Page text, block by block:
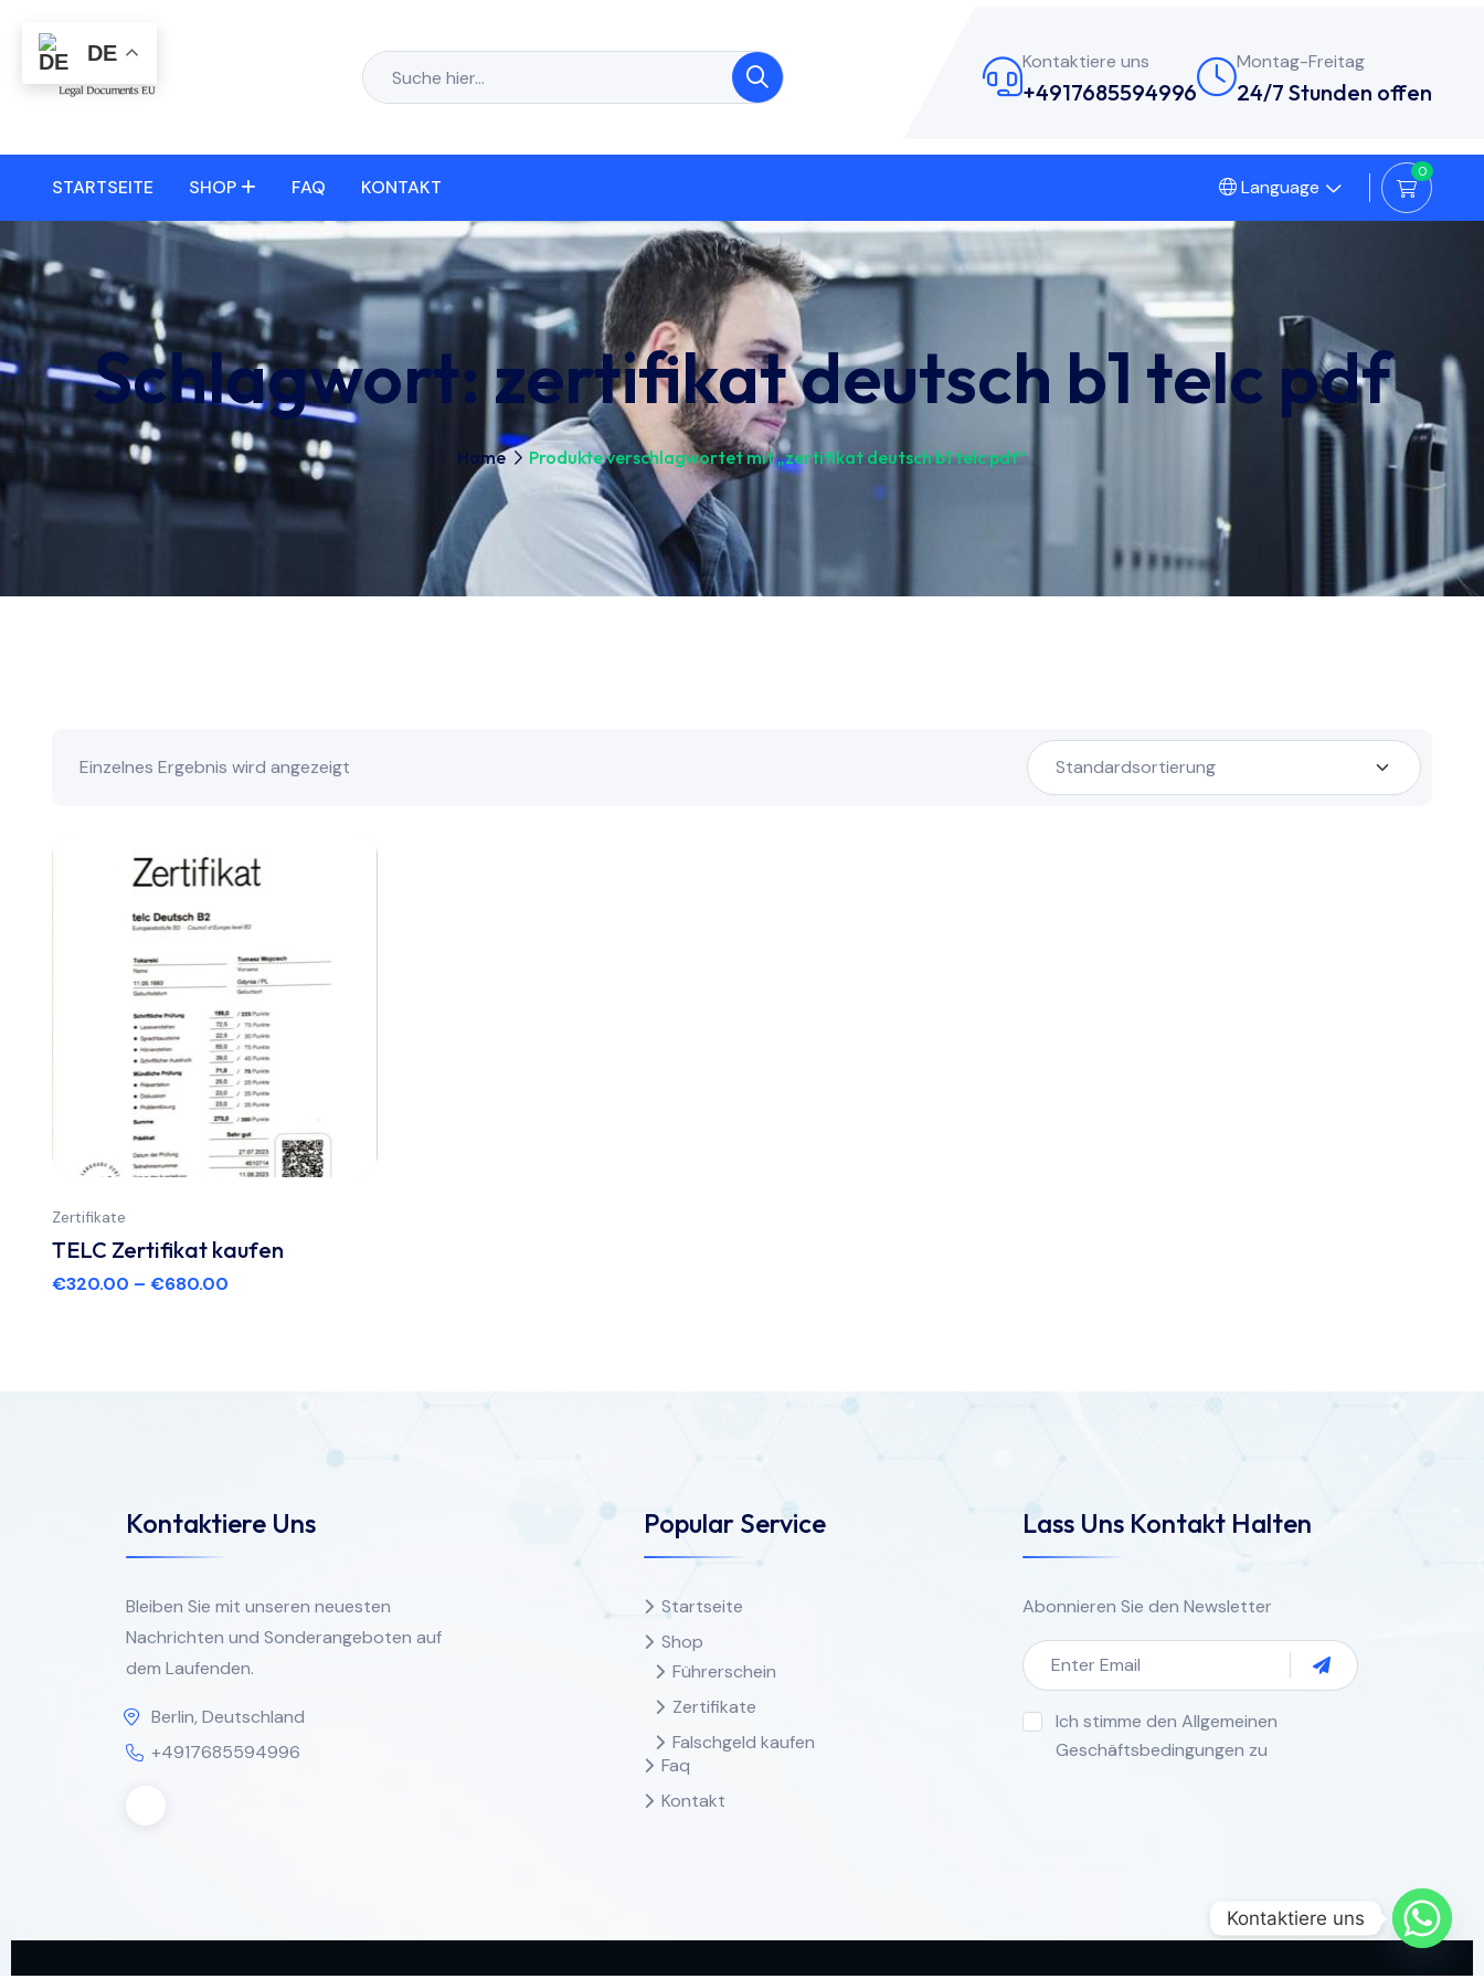
Kontaktiere uns
+4917685594996
Montag-Freitag
24/7 Stunden offen
STARTSEITE SHOP FAQ KONTAKT Language
0
Schlagwort:zertifikat deutsch b1 telc pdf
Home Produkte verschlagwortet mit „zertifikat deutsch b1 telc pdf“
Einzelnes Ergebnis wird angezeigt
Zertifikate
TELC Zertifikat kaufen
€320.00 – €680.00
Kontaktiere Uns
Bleiben Sie mit unseren neuesten
Nachrichten und Sonderangeboten auf
dem Laufenden.
Berlin, Deutschland
+4917685594996
Popular Service
Startseite
Shop
Führerschein
Zertifikate
Falschgeld kaufen
Faq
Kontakt
Lass Uns Kontakt Halten
Abonnieren Sie den Newsletter
Ich stimme den Allgemeinen
Geschäftsbedingungen zu
DE
Kontaktiere uns